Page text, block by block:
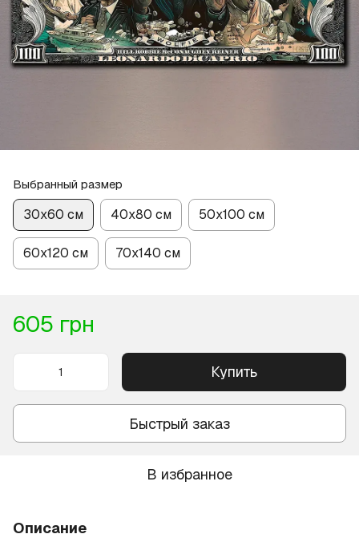
Выбранный размер
30х60 см 40х80 см 50х100 см
60х120 см 70х140 см
605 грн
Купить
Быстрый заказ
В избранное
Описание